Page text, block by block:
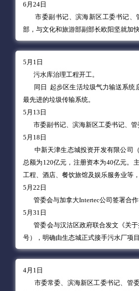
6月24日
市委副书记、滨海新区工委书记
部，与文化和旅游部副部长欧阳坚就加
5月1日
污水库治理工程开工。
同日 起步区生活垃圾气力输送系统
最先进的垃圾传输系统。
5月13日
市委副书记、滨海新区工委书记、
5月18日
中新天津生态城投资开发有限公司
总额为120亿元，注册资本为40亿元。
工程、酒店、餐饮旅馆及娱乐服务业等
5月22日
管委会与加拿大Intertec公司签署合
5月31日
管委会与汉沽区政府联合发文《关
号），明确由生态城正式接手污水厂项
4月1日
市委常委、滨海新区工委书记、管委